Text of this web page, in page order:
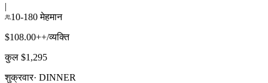
|
10-180 मेहमान
$108.00++/व्यक्ति
कुल $1,295
शुक्रवार· DINNER